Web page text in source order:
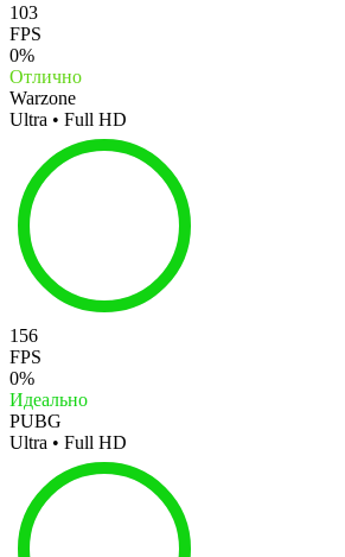
103
FPS
0%
Отлично
Warzone
Ultra • Full HD
156
FPS
0%
Идеально
PUBG
Ultra • Full HD